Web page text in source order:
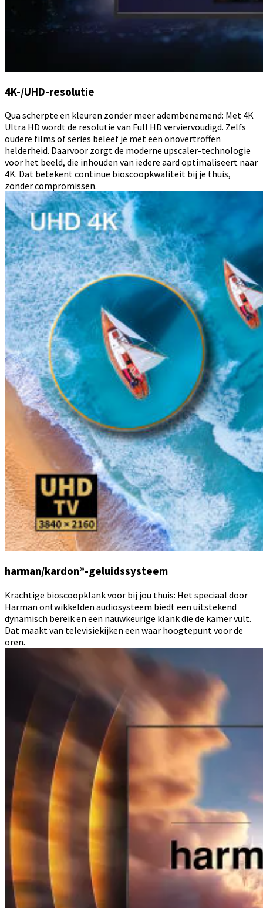
4K-/UHD-resolutie
Qua scherpte en kleuren zonder meer adembenemend: Met 4K
Ultra HD wordt de resolutie van Full HD verviervoudigd. Zelfs
oudere films of series beleef je met een onovertroffen
helderheid. Daarvoor zorgt de moderne upscaler-technologie
voor het beeld, die inhouden van iedere aard optimaliseert naar
4K. Dat betekent continue bioscoopkwaliteit bij je thuis,
zonder compromissen.
harman/kardon®-geluidssysteem
Krachtige bioscoopklank voor bij jou thuis: Het speciaal door
Harman ontwikkelden audiosysteem biedt een uitstekend
dynamisch bereik en een nauwkeurige klank die de kamer vult.
Dat maakt van televisiekijken een waar hoogtepunt voor de
oren.